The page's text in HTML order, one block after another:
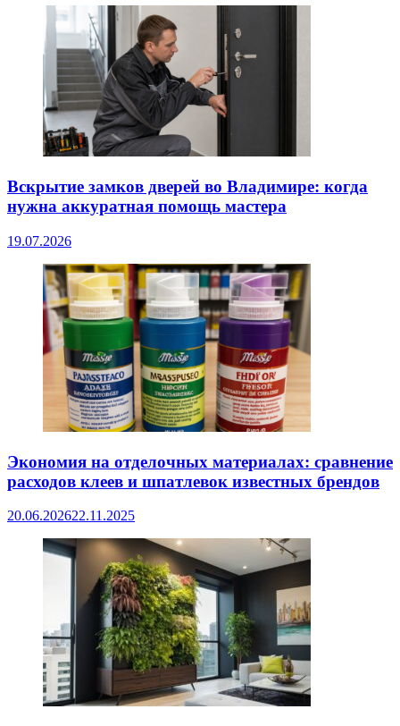
Вскрытие замков дверей во Владимире: когда
нужна аккуратная помощь мастера
19.07.2026
Экономия на отделочных материалах: сравнение
расходов клеев и шпатлевок известных брендов
20.06.202622.11.2025